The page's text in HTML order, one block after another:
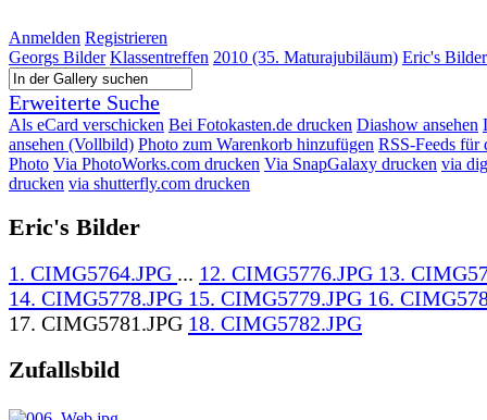
Anmelden Registrieren
Georgs Bilder Klassentreffen 2010 (35. Maturajubiläum) Eric's Bilder
Erweiterte Suche
Als eCard verschicken Bei Fotokasten.de drucken Diashow ansehen
ansehen (Vollbild) Photo zum Warenkorb hinzufügen RSS-Feeds für
Photo Via PhotoWorks.com drucken Via SnapGalaxy drucken via
drucken via shutterfly.com drucken
Eric's Bilder
1. CIMG5764.JPG ... 12. CIMG5776.JPG 13.
14. CIMG5778.JPG 15. CIMG5779.JPG 16.
17. CIMG5781.JPG 18. CIMG5782.JPG
Zufallsbild